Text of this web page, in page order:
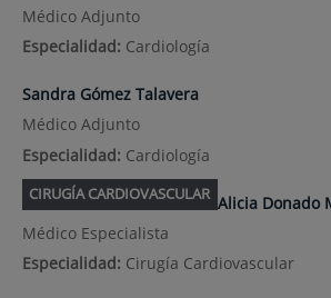
Médico Adjunto
Especialidad: Cardiología
Sandra Gómez Talavera
Médico Adjunto
Especialidad: Cardiología
CIRUGÍA CARDIOVASCULAR Alicia Donado
Médico Especialista
Especialidad: Cirugía Cardiovascular